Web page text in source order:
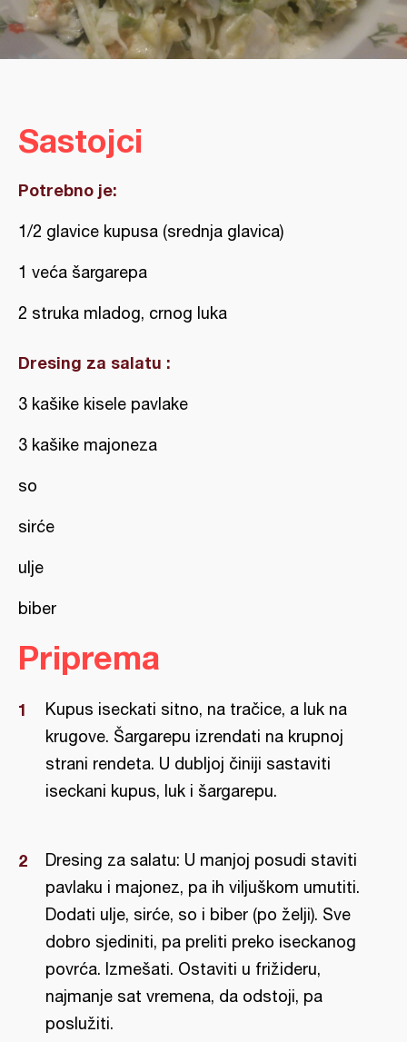
Sastojci
Potrebno je:
1/2 glavice kupusa (srednja glavica)
1 veća šargarepa
2 struka mladog, crnog luka
Dresing za salatu :
3 kašike kisele pavlake
3 kašike majoneza
so
sirće
ulje
biber
Priprema
Kupus iseckati sitno, na tračice, a luk na
krugove. Šargarepu izrendati na krupnoj
strani rendeta. U dubljoj činiji sastaviti
iseckani kupus, luk i šargarepu.
Dresing za salatu: U manjoj posudi staviti
pavlaku i majonez, pa ih viljuškom umutiti.
Dodati ulje, sirće, so i biber (po želji). Sve
dobro sjediniti, pa preliti preko iseckanog
povrća. Izmešati. Ostaviti u frižideru,
najmanje sat vremena, da odstoji, pa
poslužiti.